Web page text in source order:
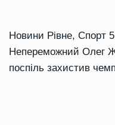
Новини Рівне, Спорт
Непереможний Олег
поспіль захистив